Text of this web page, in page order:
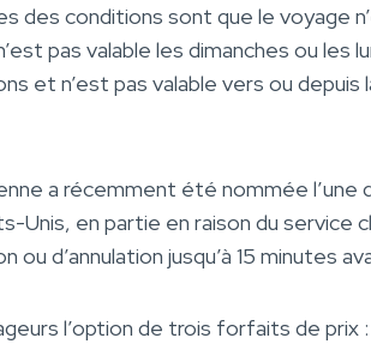
des conditions sont que le voyage
pas valable les dimanches ou les
et n’est pas valable vers ou
a récemment été nommée l’une
Unis, en partie en raison du service
ou d’annulation jusqu’à 15 minutes
l’option de trois forfaits de prix